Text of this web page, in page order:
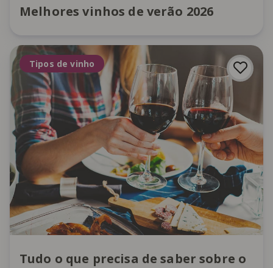
Melhores vinhos de verão 2026
Tipos de vinho
Tudo o que precisa de saber sobre o